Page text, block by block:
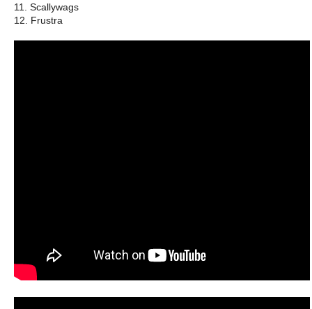
11. Scallywags
12. Frustra